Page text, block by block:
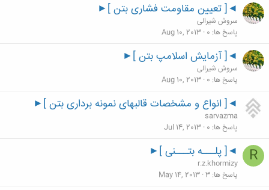
◄[ تعیین مقاومت فشاری بتن ]►
سروش شیرالی
پاسخ ها 0
Aug 10, 2013
◄[ آزمایش اسلامپ بتن ]►
سروش شیرالی
پاسخ ها 0
Aug 10, 2013
◄[ انواع و مشخصات قالبهای نمونه برداری بتن ]►
sarvazma
پاسخ ها 0
Jul 14, 2013
R ◄[ پلـــه بتـــنی ]►
r.z.khormizy
پاسخ ها 3
May 14, 2013